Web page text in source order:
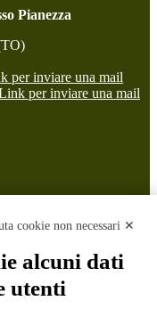
Pianezza
per inviare una mail
per inviare una mail
cookie non necessari ✕
alcuni dati
utenti